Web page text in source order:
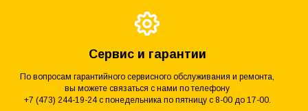
Сервис и гарантии
По вопросам гарантийного сервисного обслуживания и ремонта,
вы можете связаться с нами по телефону
+7 (473) 244-19-24 с понедельника по пятницу с 8-00 до 17-00.